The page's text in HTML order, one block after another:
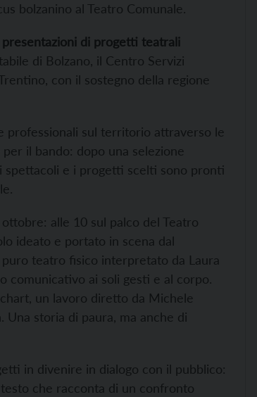
bolzanino al Teatro Comunale.
presentazioni di progetti teatrali
di Bolzano, il Centro Servizi
con il sostegno della regione
professionali sul territorio attraverso le
il bando: dopo una selezione
spettacoli e i progetti scelti sono pronti
alle 10 sul palco del Teatro
ideato e portato in scena dal
teatro fisico interpretato da Laura
comunicativo ai soli gesti e al corpo.
un lavoro diretto da Michele
Una storia di paura, ma anche di
in divenire in dialogo con il pubblico:
testo che racconta di un confronto